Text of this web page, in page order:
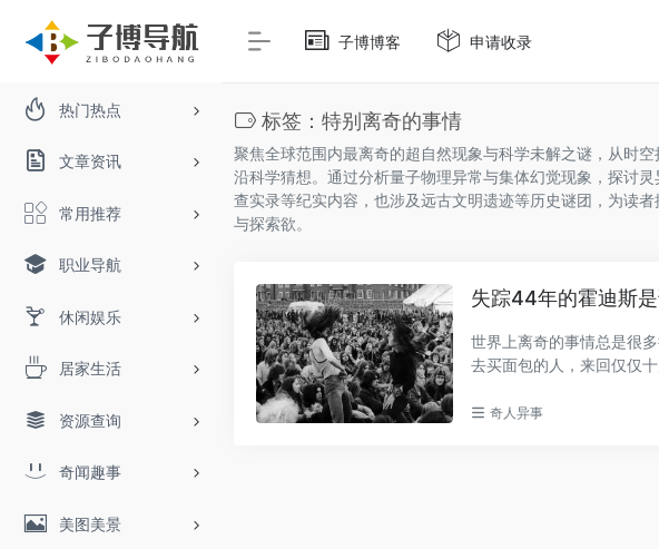
热门热点
文章资讯
常用推荐
职业导航
休闲娱乐
居家生活
资源查询
奇闻趣事
美图美景
子博博客 申请收录
标签：特别离奇的事情
聚焦全球范围内最离奇的超自然现象与科学未解之谜，从时
沿科学猜想。通过分析量子物理异常与集体幻觉现象，探讨
查实录等纪实内容，也涉及远古文明遗迹等历史谜团，为读
与探索欲。
失踪44年的霍迪斯
世界上离奇的事情总是很
去买面包的人，来回仅仅
奇人异事